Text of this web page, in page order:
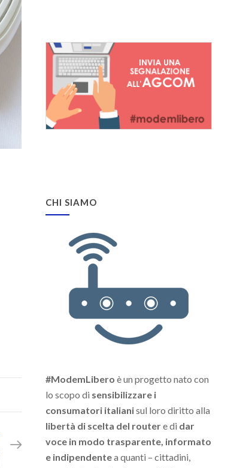
CHI SIAMO
#ModemLibero è un progetto nato con
lo scopo di sensibilizzare i
consumatori italianisul loro diritto alla
libertà di scelta del routere di dar
voce in modo trasparente, informato
e indipendentea quanti – cittadini,